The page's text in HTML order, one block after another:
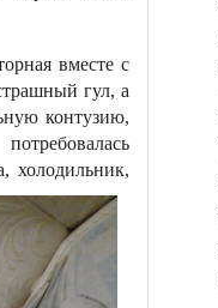
вместе с
гул, а
контузию,
холодильник,